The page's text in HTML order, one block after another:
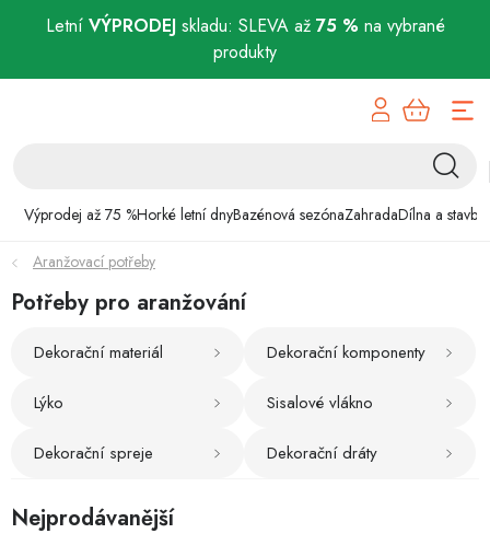
Letní VÝPRODEJskladu: SLEVA až 75 % na vybrané
produkty
Výprodej až 75 %Horké letní dnyBazénová sezónaZahradaDílna a stavba
Bazénová sezóna
Zahrada
Dílna a stavba
Aranžovací potřeby
Potřeby pro aranžování
Dekorační materiál Dekorační komponenty
Lýko Sisalové vlákno
Dekorační spreje Dekorační dráty
Nejprodávanější